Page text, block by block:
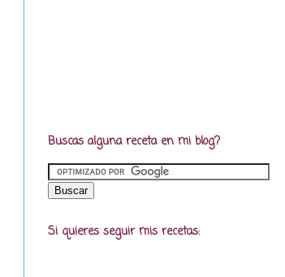
Buscas alguna receta en mi blog?
Si quieres seguir mis recetas: